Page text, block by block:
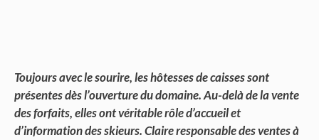
Toujours avec le sourire, les hôtesses de caisses sont
présentes dès l’ouverture du domaine. Au-delà de la vente
des forfaits, elles ont véritable rôle d’accueil et
d’information des skieurs. Claire responsable des ventes à